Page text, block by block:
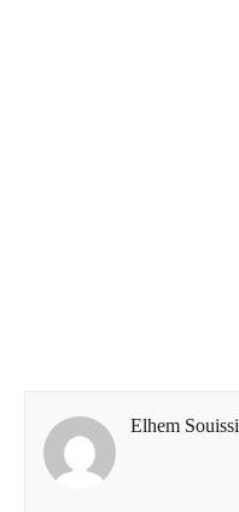
Elhem Souissi